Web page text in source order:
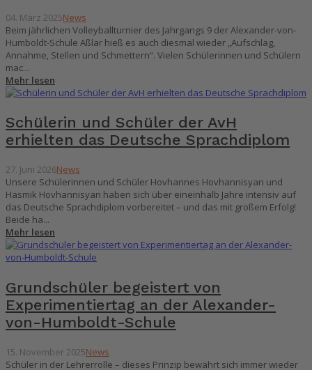
04. März 2025News
Beim jährlichen Volleyballturnier des Jahrgangs 9 der Alexander-von-
Humboldt-Schule Aßlar hieß es auch diesmal wieder „Aufschlag,
Annahme, Stellen und Schmettern“. Vielen Schülerinnen und Schülern
mac...
Mehr lesen
Schülerin und Schüler der AvH
erhielten das Deutsche Sprachdiplom
27. Juni 2026News
Unsere Schülerinnen und Schüler Hovhannes Hovhannisyan und
Hasmik Hovhannisyan haben sich über eineinhalb Jahre intensiv auf
das Deutsche Sprachdiplom vorbereitet – und das mit großem Erfolg!
Beide ha...
Mehr lesen
Grundschüler begeistert von
Experimentiertag an der Alexander-
von-Humboldt-Schule
15. November 2025News
Schüler in der Lehrerrolle – dieses Prinzip bewährt sich immer wieder